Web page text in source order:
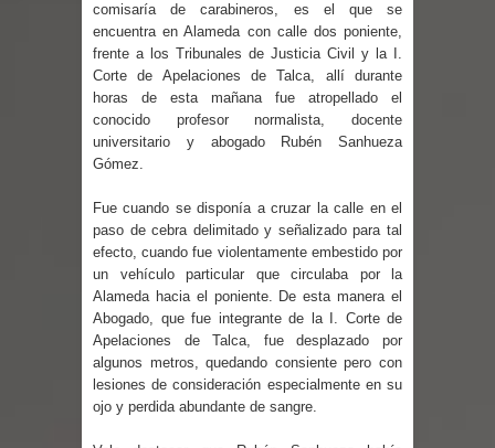
Departamento Comunal de Salud de
Curicó desarrollará jornada de
vacunación contra la Influenza y otros
virus respiratorios
Empedrado desarrolló con éxito el
desafío guerreros 2026
Banda linarense Los Remembers
regresa de Brasil tras impulsar un
intercambio musical y pedagógico
comisaría de carabineros, es el que se
encuentra en Alameda con calle dos poniente,
frente a los Tribunales de Justicia Civil y la I.
Corte de Apelaciones de Talca, allí durante
horas de esta mañana fue atropellado el
conocido profesor normalista, docente
universitario y abogado Rubén Sanhueza
Gómez.
Fue cuando se disponía a cruzar la calle en el
paso de cebra delimitado y señalizado para tal
efecto, cuando fue violentamente embestido por
un vehículo particular que circulaba por la
Alameda hacia el poniente. De esta manera el
Abogado, que fue integrante de la I. Corte de
Apelaciones de Talca, fue desplazado por
algunos metros, quedando consiente pero con
lesiones de consideración especialmente en su
ojo y perdida abundante de sangre.